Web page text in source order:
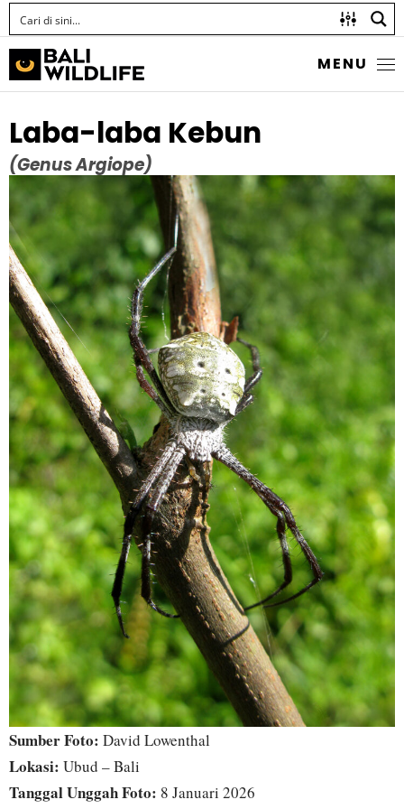
MENU
Laba-laba Kebun
(Genus Argiope)
Sumber Foto: David Lowenthal
Lokasi: Ubud – Bali
Tanggal Unggah Foto: 8 Januari 2026